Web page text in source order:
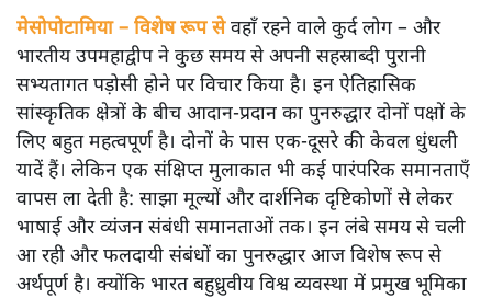
मेसोपोटामिया – विशेष रूप सेवहाँ रहने वाले कुर्द लोग – और
भारतीय उपमहाद्वीप ने कुछ समय से अपनी सहस्राब्दी पुरानी
सभ्यतागत पड़ोसी होने पर विचार किया है। इन ऐतिहासिक
सांस्कृतिक क्षेत्रों के बीच आदान-प्रदान का पुनरुद्धार दोनों पक्षों के
लिए बहुत महत्वपूर्ण है। दोनों के पास एक-दूसरे की केवल धुंधली
यादें हैं। लेकिन एक संक्षिप्त मुलाकात भी कई पारंपरिक समानताएँ
वापस ला देती है: साझा मूल्यों और दार्शनिक दृष्टिकोणों से लेकर
भाषाई और व्यंजन संबंधी समानताओं तक। इन लंबे समय से चली
आ रही और फलदायी संबंधों का पुनरुद्धार आज विशेष रूप से
अर्थपूर्ण है। क्योंकि भारत बहुध्रुवीय विश्व व्यवस्था में प्रमुख भूमिका